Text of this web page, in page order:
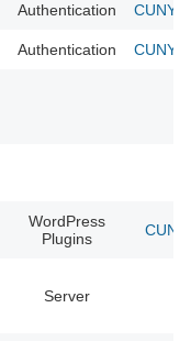
Authentication CUNY
Authentication CUNY
WordPress
Plugins
Server